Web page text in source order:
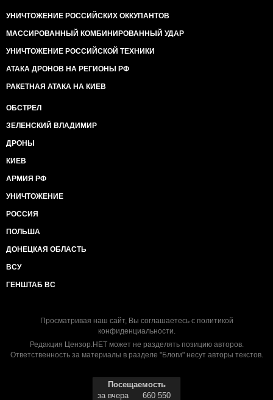
УНИЧТОЖЕНИЕ РОССИЙСКИХ ОККУПАНТОВ
МАССИРОВАННЫЙ КОМБИНИРОВАННЫЙ УДАР
УНИЧТОЖЕНИЕ РОССИЙСКОЙ ТЕХНИКИ
АТАКА ДРОНОВ НА РЕГИОНЫ РФ
РАКЕТНАЯ АТАКА НА КИЕВ
ОБСТРЕЛ
ЗЕЛЕНСКИЙ ВЛАДИМИР
ДРОНЫ
КИЕВ
АРМИЯ РФ
УНИЧТОЖЕНИЕ
РОССИЯ
ПОЛЬША
ДОНЕЦКАЯ ОБЛАСТЬ
ВСУ
ГЕНШТАБ ВС
Просматривая наш сайт, Вы соглашаетесь с политикой
конфиденциальности.
Редакция Цензор.НЕТ может не разделять позицию авторов.
Ответственность за материалы в разделе "Блоги" несут авторы текстов.
Посещаемость
за вчера
660 550